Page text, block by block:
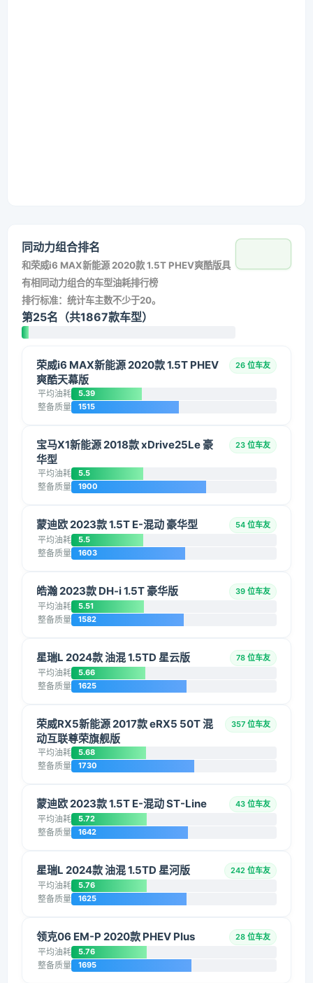
同动力组合排名
和荣威i6 MAX新能源 2020款 1.5T PHEV爽酷版具
有相同动力组合的车型油耗排行榜
排行标准：统计车主数不少于20。
第25名（共1867款车型）
荣威i6 MAX新能源 2020款 1.5T PHEV
爽酷天幕版
26 位车友
平均油耗 5.39
整备质量 1515
宝马X1新能源 2018款 xDrive25Le 豪
华型
23 位车友
平均油耗 5.5
整备质量 1900
蒙迪欧 2023款 1.5T E-混动 豪华型 54 位车友
平均油耗 5.5
整备质量 1603
皓瀚 2023款 DH-i 1.5T 豪华版 39 位车友
平均油耗 5.51
整备质量 1582
星瑞L 2024款 油混 1.5TD 星云版 78 位车友
平均油耗 5.66
整备质量 1625
荣威RX5新能源 2017款 eRX5 50T 混
动互联尊荣旗舰版
357 位车友
平均油耗 5.68
整备质量 1730
蒙迪欧 2023款 1.5T E-混动 ST-Line 43 位车友
平均油耗 5.72
整备质量 1642
星瑞L 2024款 油混 1.5TD 星河版 242 位车友
平均油耗 5.76
整备质量 1625
领克06 EM-P 2020款 PHEV Plus 28 位车友
平均油耗 5.76
整备质量 1695